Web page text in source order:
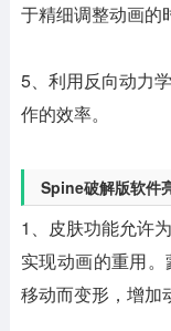
于精细调整动画的
5、利用反向动力
作的效率。
Spine破解版软件
1、皮肤功能允许
实现动画的重用
移动而变形，增加